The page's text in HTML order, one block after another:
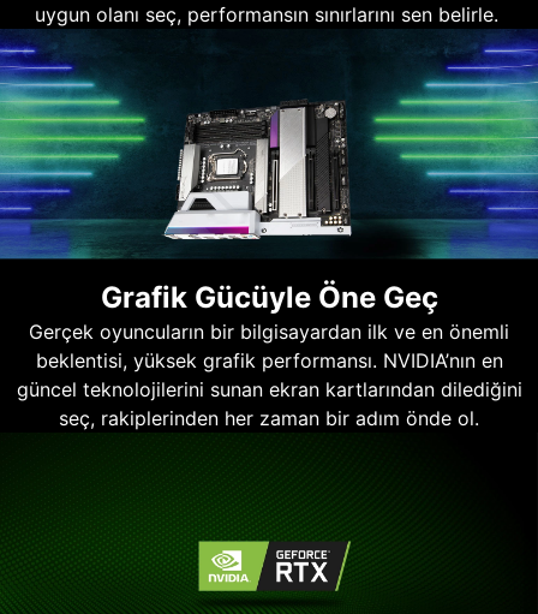
uygun olanı seç, performansın sınırlarını sen belirle.
Grafik Gücüyle Öne Geç
Gerçek oyuncuların bir bilgisayardan ilk ve en önemli
beklentisi, yüksek grafik performansı. NVIDIA’nın en
güncel teknolojilerini sunan ekran kartlarından dilediğini
seç, rakiplerinden her zaman bir adım önde ol.